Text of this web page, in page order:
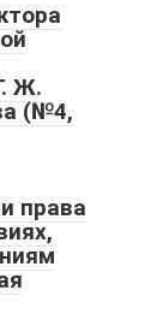
Ж.
(№4,
права